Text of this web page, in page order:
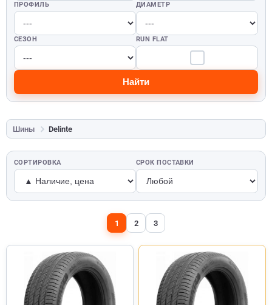
ПРОФИЛЬ ДИАМЕТР
СЕЗОН RUN FLAT
Найти
Шины Delinte
СОРТИРОВКА СРОК ПОСТАВКИ
1 2 3